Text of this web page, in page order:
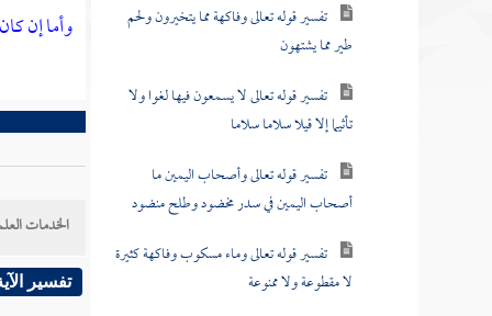
تفسير قوله تعالى وفاكهة مما يتخيرون ولحم
طير مما يشتهون
تفسير قوله تعالى لا يسمعون فيها لغوا ولا
تأثيما إلا قيلا سلاما سلاما
تفسير قوله تعالى وأصحاب اليمين ما
أصحاب اليمين في سدر مخضود وطلح منضود
تفسير قوله تعالى وماء مسكوب وفاكهة كثيرة
لا مقطوعة ولا ممنوعة
وأما إن
الخدمات
تفسير